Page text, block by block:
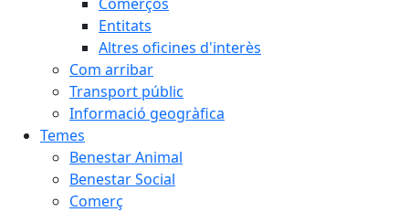
Entitats
Altres oficines d'interès
Com arribar
Transport públic
Informació geogràfica
Temes
Benestar Animal
Benestar Social
Comerç